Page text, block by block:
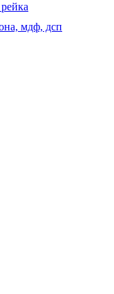
мдф, дсп